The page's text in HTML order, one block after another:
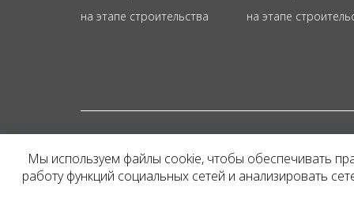
на этапе строительства
на этапе
Представленная на
и не является
Мы используем файлы cookie, чтобы обеспечивать
работу функций социальных сетей и анализировать